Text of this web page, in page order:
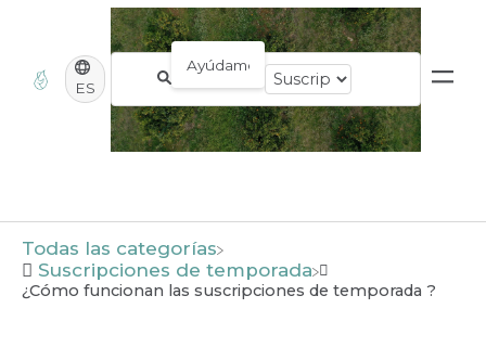
ES
Todas las categorías
​Suscripciones de temporada
¿Cómo funcionan las suscripciones de temporada ?